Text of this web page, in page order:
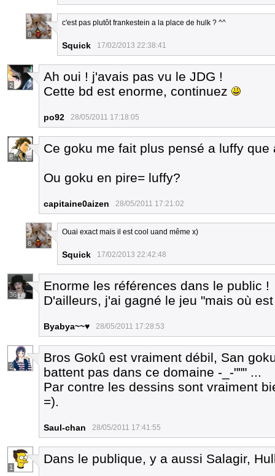
8
c'est pas plutôt frankestein a la place de hulk ? ^^
Squick 17/02/2013 22:38:41
2
Ah oui ! j'avais pas vu le JDG !
Cette bd est enorme, continuez
po92 28/05/2011 17:18:05
8
Ce goku me fait plus pensé a luffy que
Ou goku en pire= luffy?
capitaine0aizen 28/05/2011 17:21:02
8
Ouai exact mais il est cool uand même x)
Squick 17/02/2013 22:42:48
36
Enorme les références dans le public !
D'ailleurs, j'ai gagné le jeu "mais où
Byabya~~♥ 28/05/2011 17:28:53
2
Bros Gokû est vraiment débil, San
battent pas dans ce domaine -_-""" ...
Par contre les dessins sont vraiment
=).
Saul-chan 28/05/2011 17:41:55
1
Dans le publique, y a aussi Salagir,